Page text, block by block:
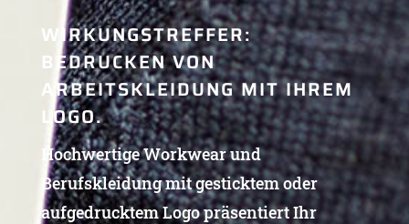
WIRKUNGSTREFFER:
BEDRUCKEN VON
ARBEITSKLEIDUNG MIT IHREM
LOGO.
Hochwertige Workwear und
Berufskleidung mit gesticktem oder
aufgedrucktem Logo präsentiert Ihr